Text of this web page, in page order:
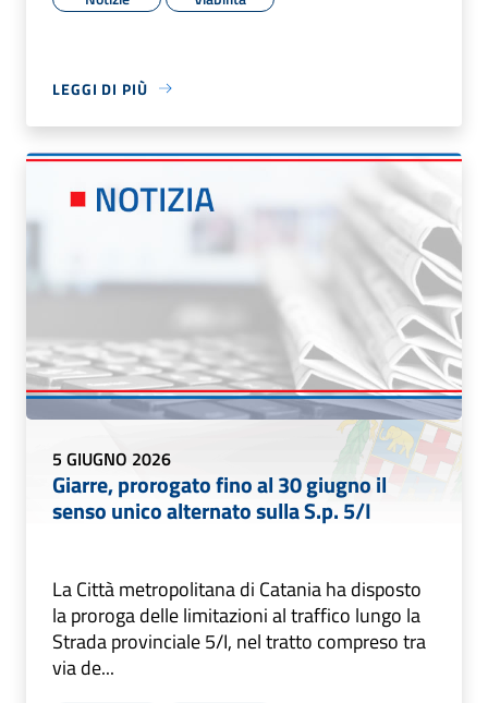
LEGGI DI PIÙ
5 GIUGNO 2026
Giarre, prorogato fino al 30 giugno il
senso unico alternato sulla S.p. 5/I
La Città metropolitana di Catania ha disposto
la proroga delle limitazioni al traffico lungo la
Strada provinciale 5/I, nel tratto compreso tra
via de...